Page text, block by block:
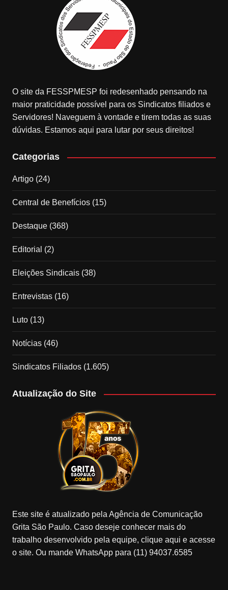
O site da FESSPMESP foi redesenhado pensando na
maior praticidade possível para os Sindicatos filiados e
Servidores! Naveguem à vontade e tirem todas as suas
dúvidas. Estamos aqui para lutar por seus direitos!
Categorias
Artigo(24)
Central de Benefícios(15)
Destaque(368)
Editorial (2)
Eleições Sindicais(38)
Entrevistas(16)
Luto(13)
Notícias(46)
Sindicatos Filiados(1.605)
Atualização do Site
Este site é atualizado pela Agência de Comunicação
Grita São Paulo. Caso deseje conhecer mais do
trabalho desenvolvido pela equipe, clique aqui e acesse
o site. Ou mande WhatsApp para (11) 94037.6585